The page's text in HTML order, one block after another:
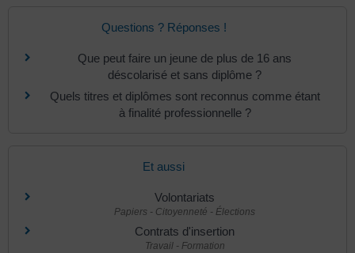
Questions ? Réponses !
Que peut faire un jeune de plus de 16 ans
déscolarisé et sans diplôme ?
Quels titres et diplômes sont reconnus comme étant
à finalité professionnelle ?
Et aussi
Volontariats
Papiers - Citoyenneté - Élections
Contrats d'insertion
Travail - Formation